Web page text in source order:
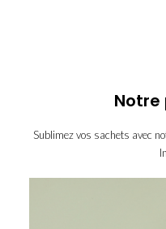
Sublimez vos sachets avec